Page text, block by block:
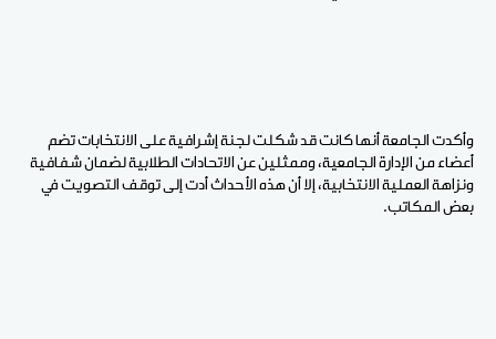
وأكدت الجامعة أنها كانت قد شكلت لجنة إشرافية على الانتخابات تضم
أعضاء من الإدارة الجامعية، وممثلين عن الاتحادات الطلابية لضمان شفافية
ونزاهة العملية الانتخابية، إلا أن هذه الأحداث أدت إلى توقف التصويت في
بعض المكاتب.